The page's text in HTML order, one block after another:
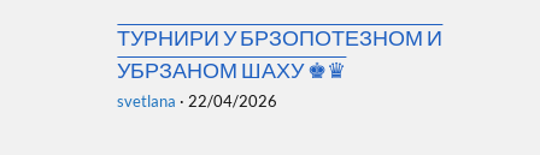
ТУРНИРИ У БРЗОПОТЕЗНОМ И
УБРЗАНОМ ШАХУ ♚♛
svetlana ·22/04/2026